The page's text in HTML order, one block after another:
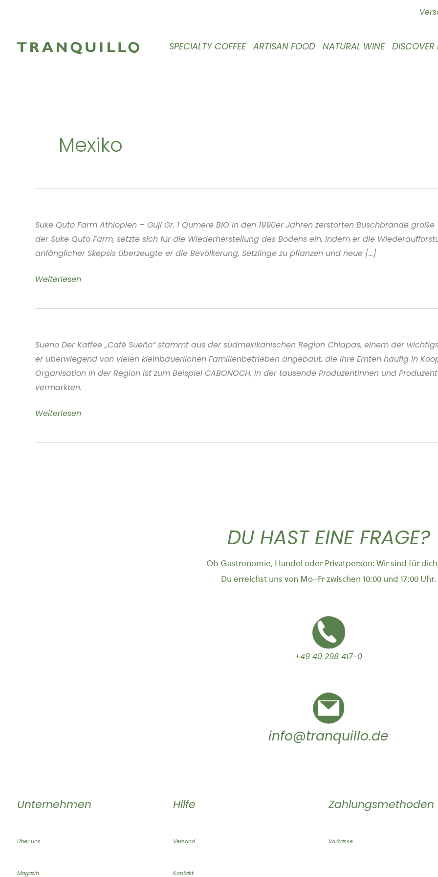
SPECIALTY COFFEE ARTISAN FOOD NATURAL WINE DISCOVER
Mexiko
Suke Quto Farm Äthiopien – Guji Gr. 1 Qumere BIO In den 1990er Jahren zerstörten Buschbrände
der Suke Quto Farm, setzte sich für die Wiederherstellung des Bodens ein, indem er die
anfänglicher Skepsis überzeugte er die Bevölkerung, Setzlinge zu pflanzen und neue [...]
Suke
Farm
Weiterlesen
Sueno Der Kaffee „Café Sueño“ stammt aus der südmexikanischen Region Chiapas, einem der
er überwiegend von vielen kleinbäuerlichen Familienbetrieben angebaut, die ihre Ernten häufig in
Organisation in der Region ist zum Beispiel CABONOCH, in der tausende Produzentinnen und
vermarkten.
“Sueno”
Mexiko
Weiterlesen
DU HAST EINE FRAGE?
Ob Gastronomie, Handel oder Privatperson: Wir sind für
Du erreichst uns von Mo–Fr zwischen 10:00 und 17:00 Uhr.
+49 40 298 417-0
info@tranquillo.de
Unternehmen
Über uns
Magazin
Hilfe
Versand
Kontakt
Zahlungsmethoden
Vorkasse